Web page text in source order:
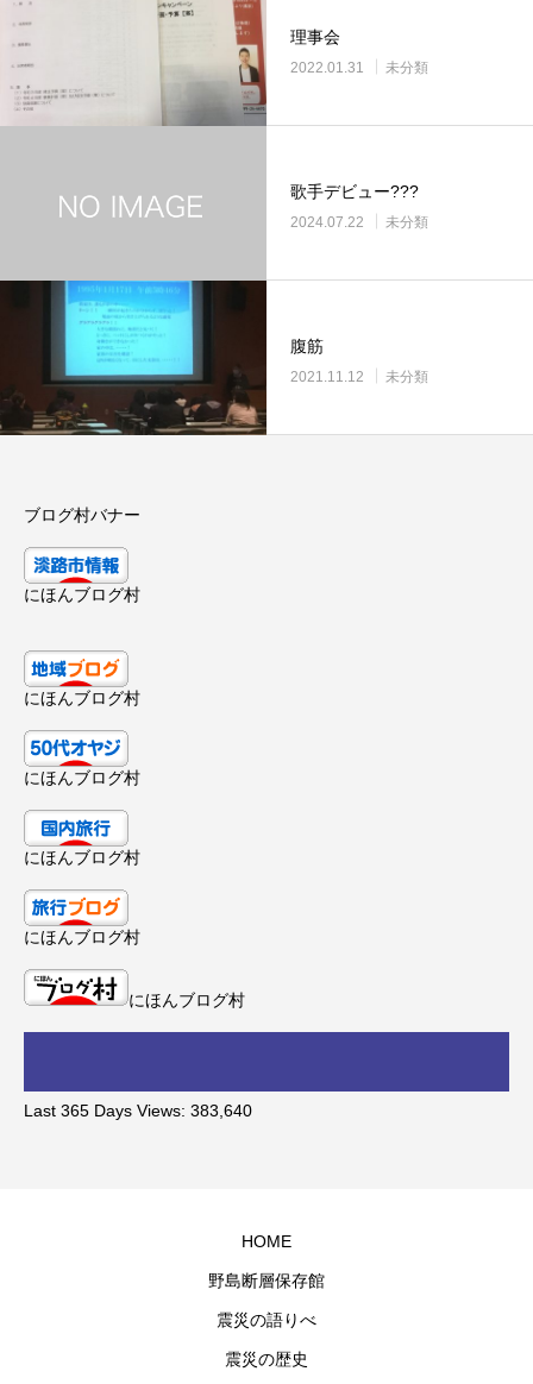
理事会
2022.01.31 未分類
歌手デビュー???
2024.07.22 未分類
腹筋
2021.11.12 未分類
ブログ村バナー
にほんブログ村
にほんブログ村
にほんブログ村
にほんブログ村
にほんブログ村
にほんブログ村
Last 365 Days Views: 383,640
HOME
野島断層保存館
震災の語りべ
震災の歴史